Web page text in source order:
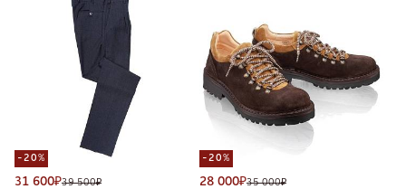
-20%
31 600₽39 500₽
-20%
28 000₽35 000₽